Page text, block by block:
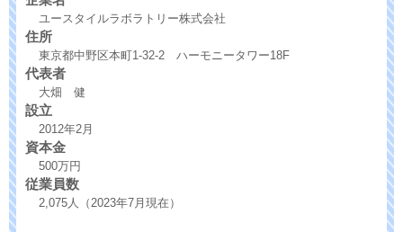
ユースタイルラボラトリー株式会社
住所
東京都中野区本町1-32-2 ハーモニータワー18F
代表者
大畑 健
設立
2012年2月
資本金
500万円
従業員数
2,075人（2023年7月現在）